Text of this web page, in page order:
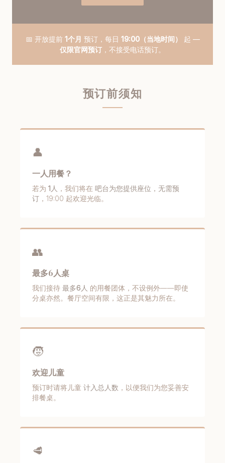
📅 开放提前 1个月 预订，每日 19:00（当地时间）
起 —
仅限官网预订 ，不接受电话预订。
预订前须知
👤
一人用餐？
若为 1人 ，我们将在 吧台为您提供座位，无需预
订 ，19:00 起欢迎光临。
👥
最多6人桌
我们接待 最多6人 的用餐团体，不设例外——即使
分桌亦然。餐厅空间有限，这正是其魅力所在。
🧒
欢迎儿童
预订时请将儿童 计入总人数 ，以便我们为您妥善安
排餐桌。
🥩